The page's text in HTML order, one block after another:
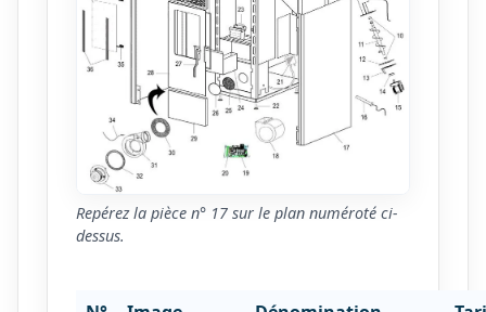
Repérez la pièce n° 17 sur le plan numéroté ci-
dessus.